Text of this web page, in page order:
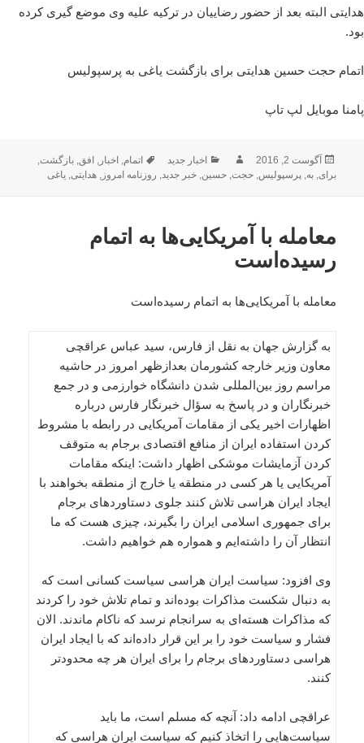
هدایتی البته بعد از حضور رضاییان در ترکیه علیه وی موضع گیری کرده
بود.
اتمام حجت حسین هدایتی برای بازگشت یاغی به پرسپولیس
پامنا موبایل لپ تاپ
ارسال
شده
آگوست 2, 2016 نویسندهدسته‌ها
اخبار جدید برچسب‌ها
اتمام, اخبار, افق,بازگشت,
برای,به,پرسپولیس,حجت,حسین,خبر جدید, روزنامه امروز,هدایتی,یاغی
معامله با آمریکایی‌ها به اتمام
رسیده‌است
معامله با آمریکایی‌ها به اتمام رسیده‌است
به گزارش جهان به نقل از فارس، سید عباس عراقچی
معاون وزیر خارجه کشورمان بعدازظهر امروز در حاشیه
مراسم روز بین‌المللی شدن دانشگاه خوارزمی و در جمع
خبرنگاران و در پاسخ به سؤال خبرنگار فارس درباره
اظهارات اخیر یکی از مقامات آمریکایی در رابطه با مشروط
کردن استفاده ایران از منافع اقتصادی برجام به متوقف
کردن آزمایشات موشکی اظهار داشت: اینکه مقامات
آمریکایی یا هر کسی در منطقه یا خارج از منطقه بخواهند با
ایجاد ایران هراسی تلاش کنند جلوی دستاوردهای برجام
برای جمهوری اسلامی ایران را بگیرند، چیزی هست که ما
انتظار آن را داشته‌ایم و همواره هم خواهیم داشت.
وی افزود: سیاست ایران هراسی سیاست کسانی است که
به دنبال شکست مذاکرات بوده‌اند و تمام تلاش خود را کردند
که مذاکرات هسته‌ای به سرانجام نرسد که ناکام ماندند. الان
فشار و سیاست خود را بر این قرار داده‌اند که با ایجاد ایران
هراسی دستاوردهای برجام را برای ایران هر چه محدودتر
کنند.
عراقچی ادامه داد: آنچه که مسلم است، ما باید
سیاست‌هایی را اتخاذ کنیم که سیاست ایران هراسی که